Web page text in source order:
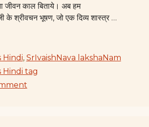
जीवन काल बिताये। अब हम
के श्रीवचन भूषण, जो एक दिव्य शास्त्र …
Hindi, SrIvaishNava lakshaNam
Hindi tag